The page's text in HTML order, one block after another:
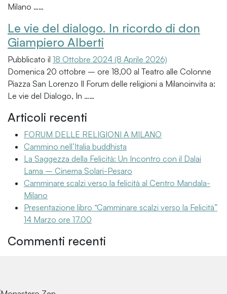
Milano ……
Le vie del dialogo. In ricordo di don
Giampiero Alberti
Pubblicato il 18 Ottobre 2024 (8 Aprile 2026)
Domenica 20 ottobre – ore 18,00 al Teatro alle Colonne
Piazza San Lorenzo Il Forum delle religioni a Milanoinvita a:
Le vie del Dialogo, In ……
Articoli recenti
FORUM DELLE RELIGIONI A MILANO
Cammino nell’Italia buddhista
La Saggezza della Felicità: Un Incontro con il Dalai
Lama – Cinema Solari-Pesaro
Camminare scalzi verso la felicità al Centro Mandala-
Milano
Presentazione libro “Camminare scalzi verso la Felicità”
14 Marzo ore 17.00
Commenti recenti